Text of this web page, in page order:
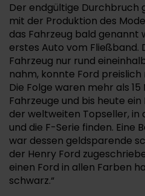
Der endgültige Durchbruch
mit der Produktion des
das Fahrzeug bald genannt
erstes Auto vom Fließband.
Fahrzeug nur rund
nahm, konnte Ford
Die Folge waren mehr als
Fahrzeuge und bis heute
der weltweiten Topseller, in
und die F-Serie finden. Eine
war dessen geldsparende
der Henry Ford
einen Ford in allen Farben
schwarz.“